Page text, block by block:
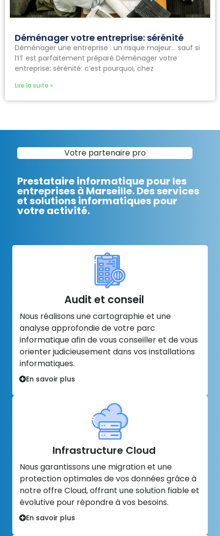
Déménager votre entreprise: sérénité
Déménager une entreprise : un risque majeur… sauf si
l’IT est parfaitement préparé Déménager votre
entreprise: sérénité: c’est pourquoi, chez
Lire la suite »
Votre partenaire pro
Prestataire informatique pour les
entreprises à Marseille. Des services
et solutions informatiques pour
votre activité.
Audit et conseil
Nous réalisons une cartographie et une
analyse approfondie de votre parc
informatique afin de vous conseiller et de vous
orienter judicieusement dans vos installations
informatiques.
En savoir plus
Infrastructure Cloud
Nous garantissons une migration et une
protection optimales de vos données grâce à
notre offre Cloud, offrant une solution fiable et
évolutive pour répondre à vos besoins.
En savoir plus